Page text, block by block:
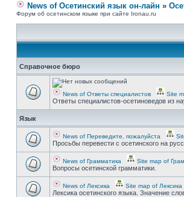
News of Осетинский язык он-лайн »
Форум об осетинском языке при сайте Ironau.ru
Справочное бюро
News of Ответы специалистов Site
Ответы специалистов-осетиноведов из
Язык
News of Переведите, пожалуйста
Просьбы перевести с осетинского на
News of Грамматика Site map of
Вопросы осетинской грамматики.
News of Лексика Site map of Лексика
Лексика осетинского языка. Значение